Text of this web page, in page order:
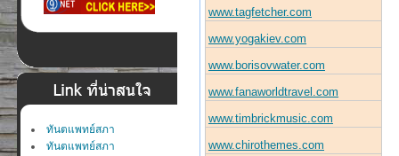
ทันตแพทย์สภา
ทันตแพทย์สภา
www.tagfetcher.com
www.yogakiev.com
www.borisovwater.com
www.fanaworldtravel.com
www.timbrickmusic.com
www.chirothemes.com